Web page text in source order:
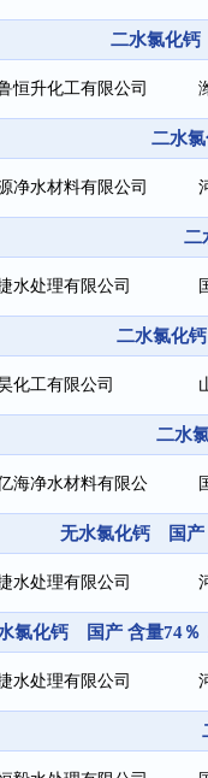
二水氯化
恒升化工有限公司
二水
净水材料有限公司
二
水处理有限公司
二水氯化
化工有限公司
二水
海净水材料有限公
无水氯化钙 国产
水处理有限公司
氯化钙 国产 含量74％
水处理有限公司